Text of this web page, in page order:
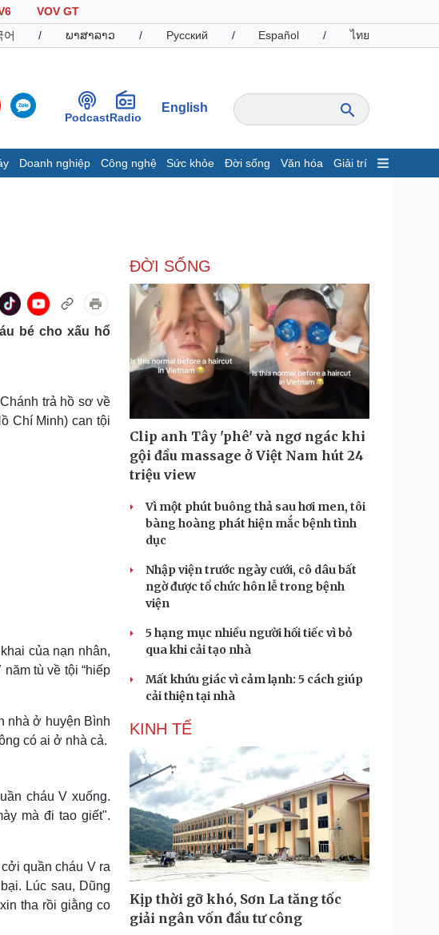
VOV GT
어 / ພາສາລາວ / Русский / Español / ไทย
PodcastRadio
English
Doanh nghiệp Công nghệ Sức khỏe Đời sống Văn hóa Giải trí
Giá cà phê
Doanh nghiệp
Thông tin doanh nghiệp
Doanh nghiệp 24h
Doanh nhân
Vì cộng đồng
Công nghệ
Sành điệu
Tin Công nghệ
Trải nghiệm
Chuyển đổi số
Podcast
Câu chuyện thời sự
Cửa sổ tình yêu
Kể chuyện cho bé
Hạt giống tâm hồn
bé cho xấu hổ
trả hồ sơ về
Chí Minh) can tội
của nạn nhân,
tù về tội “hiếp
nhà ở huyện Bình
có ai ở nhà cả.
cháu V xuống.
mà đi tao giết".
quần cháu V ra
Lúc sau, Dũng
tha rồi giằng co
ĐỜI SỐNG
Clip anh Tây 'phê' và ngơ ngác khi
gội đầu massage ở Việt Nam hút 24
triệu view
Vì một phút buông thả sau hơi men, tôi
bàng hoàng phát hiện mắc bệnh tình
dục
Nhập viện trước ngày cưới, cô dâu bất
ngờ được tổ chức hôn lễ trong bệnh
viện
5 hạng mục nhiều người hối tiếc vì bỏ
qua khi cải tạo nhà
Mất khứu giác vì cảm lạnh: 5 cách giúp
cải thiện tại nhà
KINH TẾ
Kịp thời gỡ khó, Sơn La tăng tốc
giải ngân vốn đầu tư công